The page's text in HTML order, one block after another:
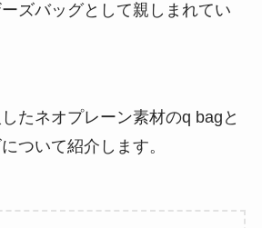
ズバッグとして親しまれてい
たネオプレーン素材のq bagと
ついて紹介します。